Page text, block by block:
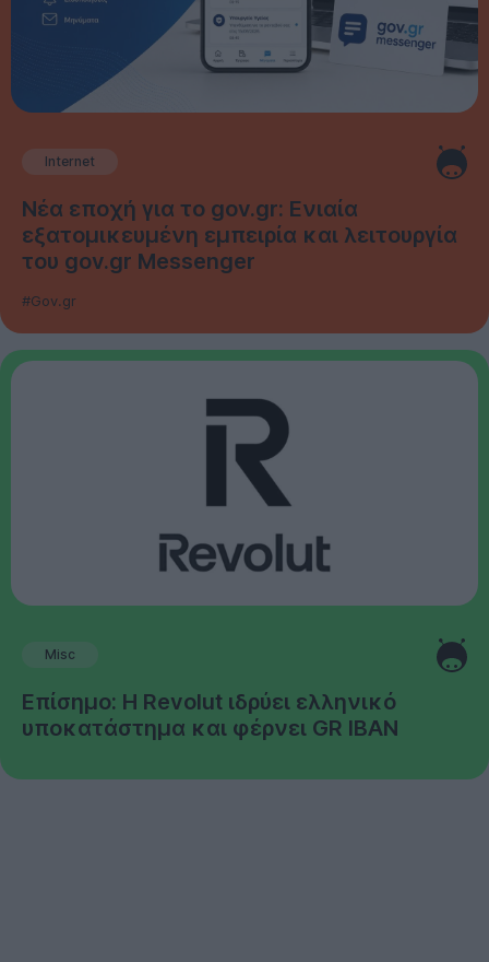
Internet
Νέα εποχή για το gov.gr: Ενιαία
εξατομικευμένη εμπειρία και λειτουργία
του gov.gr Messenger
#Gov.gr
Misc
Επίσημο: Η Revolut ιδρύει ελληνικό
υποκατάστημα και φέρνει GR IBAN